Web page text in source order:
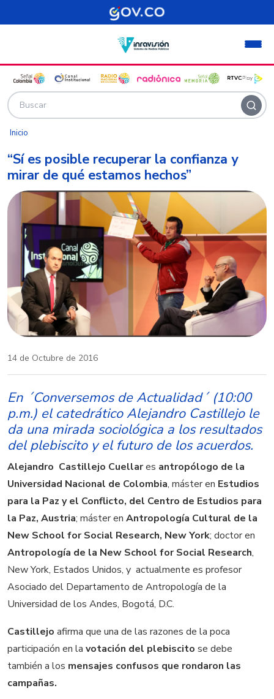
Pasar al contenido principal
Inicio
“Sí es posible recuperar la confianza y
mirar de qué estamos hechos”
14 de Octubre de 2016
En ´Conversemos de Actualidad´ (10:00
p.m.) el catedrático Alejandro Castillejo le
da una mirada sociológica a los resultados
del plebiscito y el futuro de los acuerdos.
Alejandro Castillejo Cuellares antropólogo de la
Universidad Nacional de Colombia, máster en Estudios
para la Paz y el Conflicto, del Centro de Estudios para
la Paz, Austria; máster en Antropología Cultural de la
New School for Social Research, New York; doctor en
Antropología de la New School for Social Research,
New York, Estados Unidos, y actualmente es profesor
Asociado del Departamento de Antropología de la
Universidad de los Andes, Bogotá, D.C.
Castillejo afirma que una de las razones de la poca
participación en la votación del plebiscito se debe
también a los mensajes confusos que rondaron las
campañas.